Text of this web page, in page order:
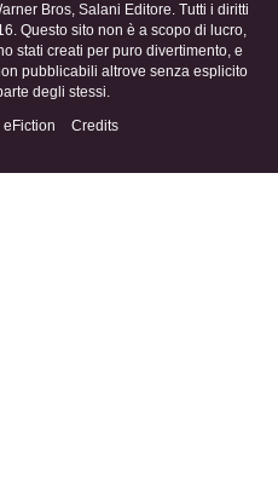
Bros, Salani Editore. Tutti i diritti
Questo sito non è a scopo di lucro,
stati creati per puro divertimento, e
pubblicabili altrove senza esplicito
degli stessi.
eFiction
Credits